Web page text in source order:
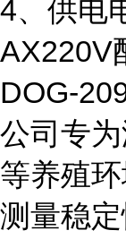
4、供电
AX220V
DOG-
公司专
等养殖
测量稳